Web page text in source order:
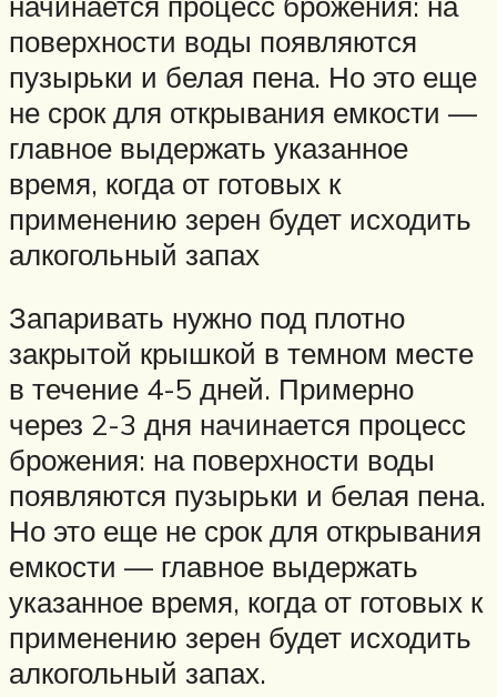
поверхности воды появляются
пузырьки и белая пена. Но это еще
не срок для открывания емкости —
главное выдержать указанное
время, когда от готовых к
применению зерен будет исходить
алкогольный запах
Запаривать нужно под плотно
закрытой крышкой в темном месте
в течение 4-5 дней. Примерно
через 2-3 дня начинается процесс
брожения: на поверхности воды
появляются пузырьки и белая пена.
Но это еще не срок для открывания
емкости — главное выдержать
указанное время, когда от готовых к
применению зерен будет исходить
алкогольный запах.